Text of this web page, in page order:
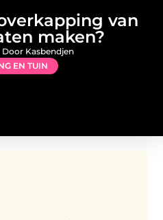
van
maken?
EN TUIN
Kasbendjen